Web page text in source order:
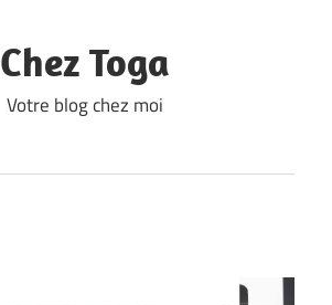
Chez Toga
Votre blog chez moi